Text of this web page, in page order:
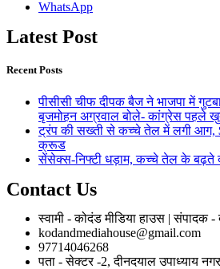
WhatsApp
Latest Post
Recent Posts
पीसीसी चीफ दीपक बैज ने भाजपा में
बृजमोहन अग्रवाल बोले- कांग्रेस पहले
ट्रंप की सख्ती से कच्चे तेल में लगी आग,
क्रूड
सेंसेक्स-निफ्टी धड़ाम, कच्चे तेल के बढ़ते
Contact Us
स्वामी - कोदंड मीडिया हाउस | संपादक -
kodandmediahouse@gmail.com
97714046268
पता - सेक्टर -2, दीनदयाल उपाध्याय